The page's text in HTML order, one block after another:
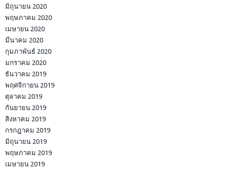
มิถุนายน 2020
พฤษภาคม 2020
เมษายน 2020
มีนาคม 2020
กุมภาพันธ์ 2020
มกราคม 2020
ธันวาคม 2019
พฤศจิกายน 2019
ตุลาคม 2019
กันยายน 2019
สิงหาคม 2019
กรกฎาคม 2019
มิถุนายน 2019
พฤษภาคม 2019
เมษายน 2019